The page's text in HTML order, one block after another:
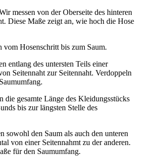
messen von der Oberseite des hinteren
Diese Maße zeigt an, wie hoch die Hose
vom Hosenschritt bis zum Saum.
entlang des untersten Teils einer
Seitennaht zur Seitennaht. Verdoppeln
die gesamte Länge des Kleidungsstücks
bis zur längsten Stelle des
sowohl den Saum als auch den unteren
von einer Seitennahmt zu der anderen.
für den Saumumfang.